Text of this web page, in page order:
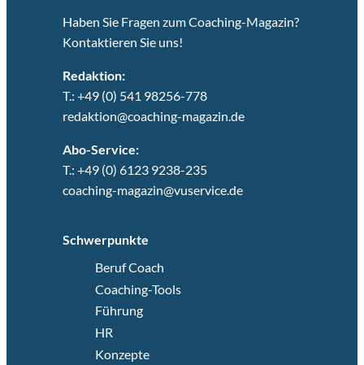
Haben Sie Fragen zum Coaching-Magazin?
Kontaktieren Sie uns!
Redaktion:
T.: +49 (0) 541 98256-778
redaktion@coaching-magazin.de
Abo-Service:
T.: +49 (0) 6123 9238-235
coaching-magazin@vuservice.de
Schwerpunkte
Beruf Coach
Coaching-Tools
Führung
HR
Konzepte